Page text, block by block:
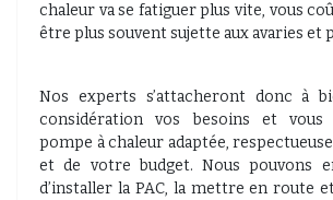
chaleur va se fatiguer plus vite, vous
être plus souvent sujette aux avaries et
Nos experts s’attacheront donc à
considération vos besoins et vous
pompe à chaleur adaptée,
et de votre budget. Nous pouvons
d’installer la PAC, la mettre en route